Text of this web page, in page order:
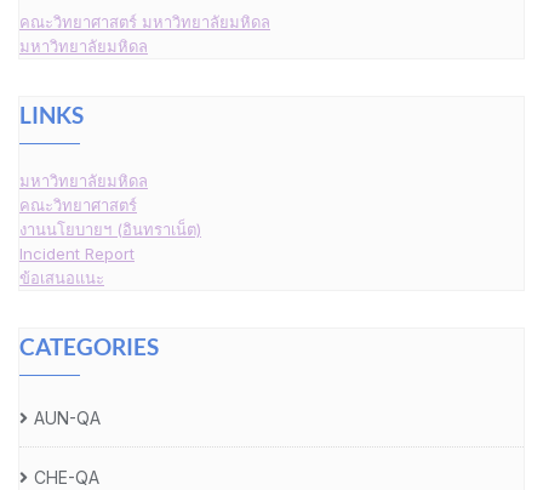
คณะวิทยาศาสตร์ มหาวิทยาลัยมหิดล
มหาวิทยาลัยมหิดล
LINKS
มหาวิทยาลัยมหิดล
คณะวิทยาศาสตร์
งานนโยบายฯ (อินทราเน็ต)
Incident Report
ข้อเสนอแนะ
CATEGORIES
AUN-QA
CHE-QA